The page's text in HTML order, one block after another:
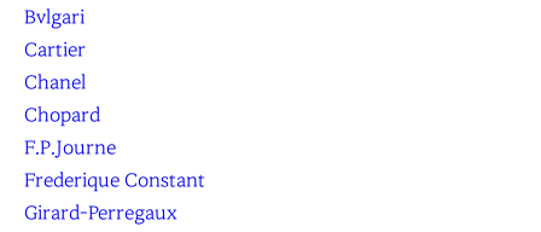
Bvlgari
Cartier
Chanel
Chopard
F.P.Journe
Frederique Constant
Girard-Perregaux